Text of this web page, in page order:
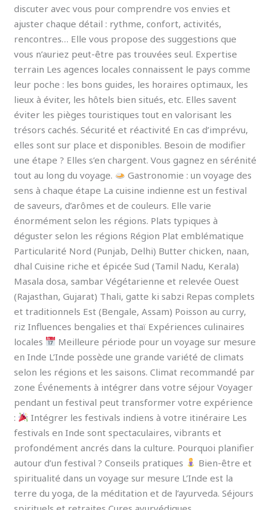
discuter avec vous pour comprendre vos envies et
ajuster chaque détail : rythme, confort, activités,
rencontres… Elle vous propose des suggestions que
vous n’auriez peut-être pas trouvées seul. Expertise
terrain Les agences locales connaissent le pays comme
leur poche : les bons guides, les horaires optimaux, les
lieux à éviter, les hôtels bien situés, etc. Elles savent
éviter les pièges touristiques tout en valorisant les
trésors cachés. Sécurité et réactivité En cas d’imprévu,
elles sont sur place et disponibles. Besoin de modifier
une étape ? Elles s’en chargent. Vous gagnez en sérénité
tout au long du voyage.
Gastronomie : un voyage des
sens à chaque étape La cuisine indienne est un festival
de saveurs, d’arômes et de couleurs. Elle varie
énormément selon les régions. Plats typiques à
déguster selon les régions Région Plat emblématique
Particularité Nord (Punjab, Delhi) Butter chicken, naan,
dhal Cuisine riche et épicée Sud (Tamil Nadu, Kerala)
Masala dosa, sambar Végétarienne et relevée Ouest
(Rajasthan, Gujarat) Thali, gatte ki sabzi Repas complets
et traditionnels Est (Bengale, Assam) Poisson au curry,
riz Influences bengalies et thaï Expériences culinaires
locales
Meilleure période pour un voyage sur mesure
en Inde L’Inde possède une grande variété de climats
selon les régions et les saisons. Climat recommandé par
zone Événements à intégrer dans votre séjour Voyager
pendant un festival peut transformer votre expérience
:
Intégrer les festivals indiens à votre itinéraire Les
festivals en Inde sont spectaculaires, vibrants et
profondément ancrés dans la culture. Pourquoi planifier
autour d’un festival ? Conseils pratiques
Bien-être et
spiritualité dans un voyage sur mesure L’Inde est la
terre du yoga, de la méditation et de l’ayurveda. Séjours